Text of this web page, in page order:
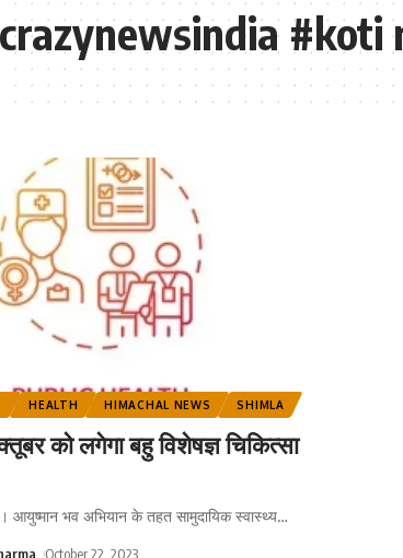
#koti
HEALTH HIMACHAL NEWS SHIMLA
को लगेगा बहु विशेषज्ञ चिकित्सा
आयुष्मान भव अभियान के तहत सामुदायिक स्वास्थ्य…
October 22, 2023